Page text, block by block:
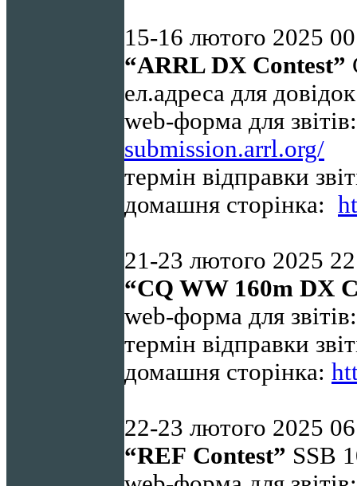
15-16 лютого 2025
“ARRL DX Contest”
ел.адреса для
web-форма для
submission.arrl.org/
термін відправки
домашня сторінка:
21-23 лютого 2025
“CQ WW 160m DX
web-форма для
термін відправки
домашня сторінка:
22-23 лютого 2025
“REF Contest” SSB